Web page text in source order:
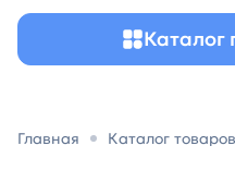
Каталог
Главная Каталог товаров